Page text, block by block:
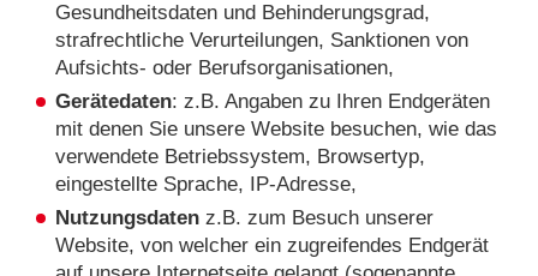
Gesundheitsdaten und Behinderungsgrad,
strafrechtliche Verurteilungen, Sanktionen von
Aufsichts- oder Berufsorganisationen,
Gerätedaten: z.B. Angaben zu Ihren Endgeräten
mit denen Sie unsere Website besuchen, wie das
verwendete Betriebssystem, Browsertyp,
eingestellte Sprache, IP-Adresse,
Nutzungsdaten z.B. zum Besuch unserer
Website, von welcher ein zugreifendes Endgerät